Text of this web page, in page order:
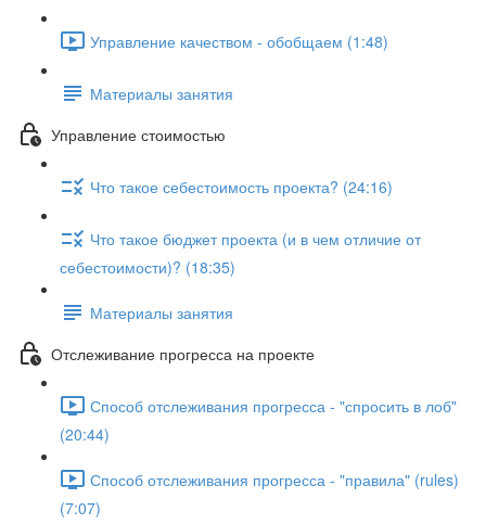
Управление качеством - обобщаем (1:48)
Материалы занятия
Управление стоимостью
Что такое себестоимость проекта? (24:16)
Что такое бюджет проекта (и в чем отличие от
себестоимости)? (18:35)
Материалы занятия
Отслеживание прогресса на проекте
Способ отслеживания прогресса - "спросить в лоб"
(20:44)
Способ отслеживания прогресса - "правила" (rules)
(7:07)